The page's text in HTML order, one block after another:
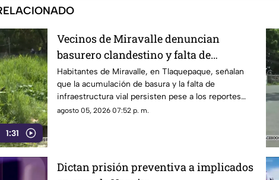
1:31
Vecinos de Miravalle denuncian
basurero clandestino y falta de
seguridad vial en la colonia
Habitantes de Miravalle, en Tlaquepaque, señalan
que la acumulación de basura y la falta de
infraestructura vial persisten pese a los reportes
realizados
agosto 05, 2026 07:52 p. m.
Dictan prisión preventiva a implicados